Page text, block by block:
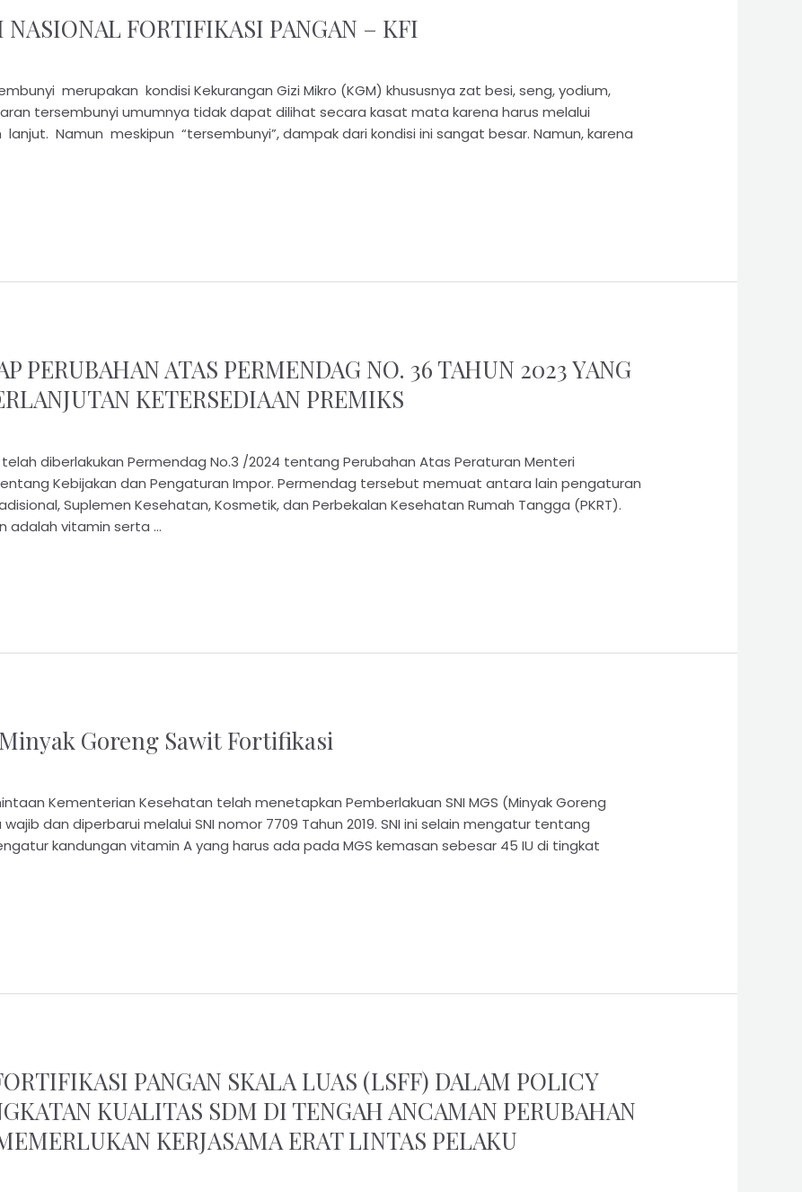
FORTIFIKASI PANGAN – KFI
merupakan kondisi Kekurangan Gizi Mikro (KGM) khususnya zat besi, seng, yodium,
tersembunyi umumnya tidak dapat dilihat secara kasat mata karena harus melalui
Namun meskipun “tersembunyi”, dampak dari kondisi ini sangat besar. Namun, karena
PERUBAHAN ATAS PERMENDAG NO. 36 TAHUN 2023 YANG
KETERSEDIAAN PREMIKS
diberlakukan Permendag No.3 /2024 tentang Perubahan Atas Peraturan Menteri
Kebijakan dan Pengaturan Impor. Permendag tersebut memuat antara lain pengaturan
Suplemen Kesehatan, Kosmetik, dan Perbekalan Kesehatan Rumah Tangga (PKRT).
adalah vitamin serta …
Goreng Sawit Fortifikasi
Kementerian Kesehatan telah menetapkan Pemberlakuan SNI MGS (Minyak Goreng
dan diperbarui melalui SNI nomor 7709 Tahun 2019. SNI ini selain mengatur tentang
kandungan vitamin A yang harus ada pada MGS kemasan sebesar 45 IU di tingkat
PANGAN SKALA LUAS (LSFF) DALAM POLICY
KUALITAS SDM DI TENGAH ANCAMAN PERUBAHAN
KERJASAMA ERAT LINTAS PELAKU